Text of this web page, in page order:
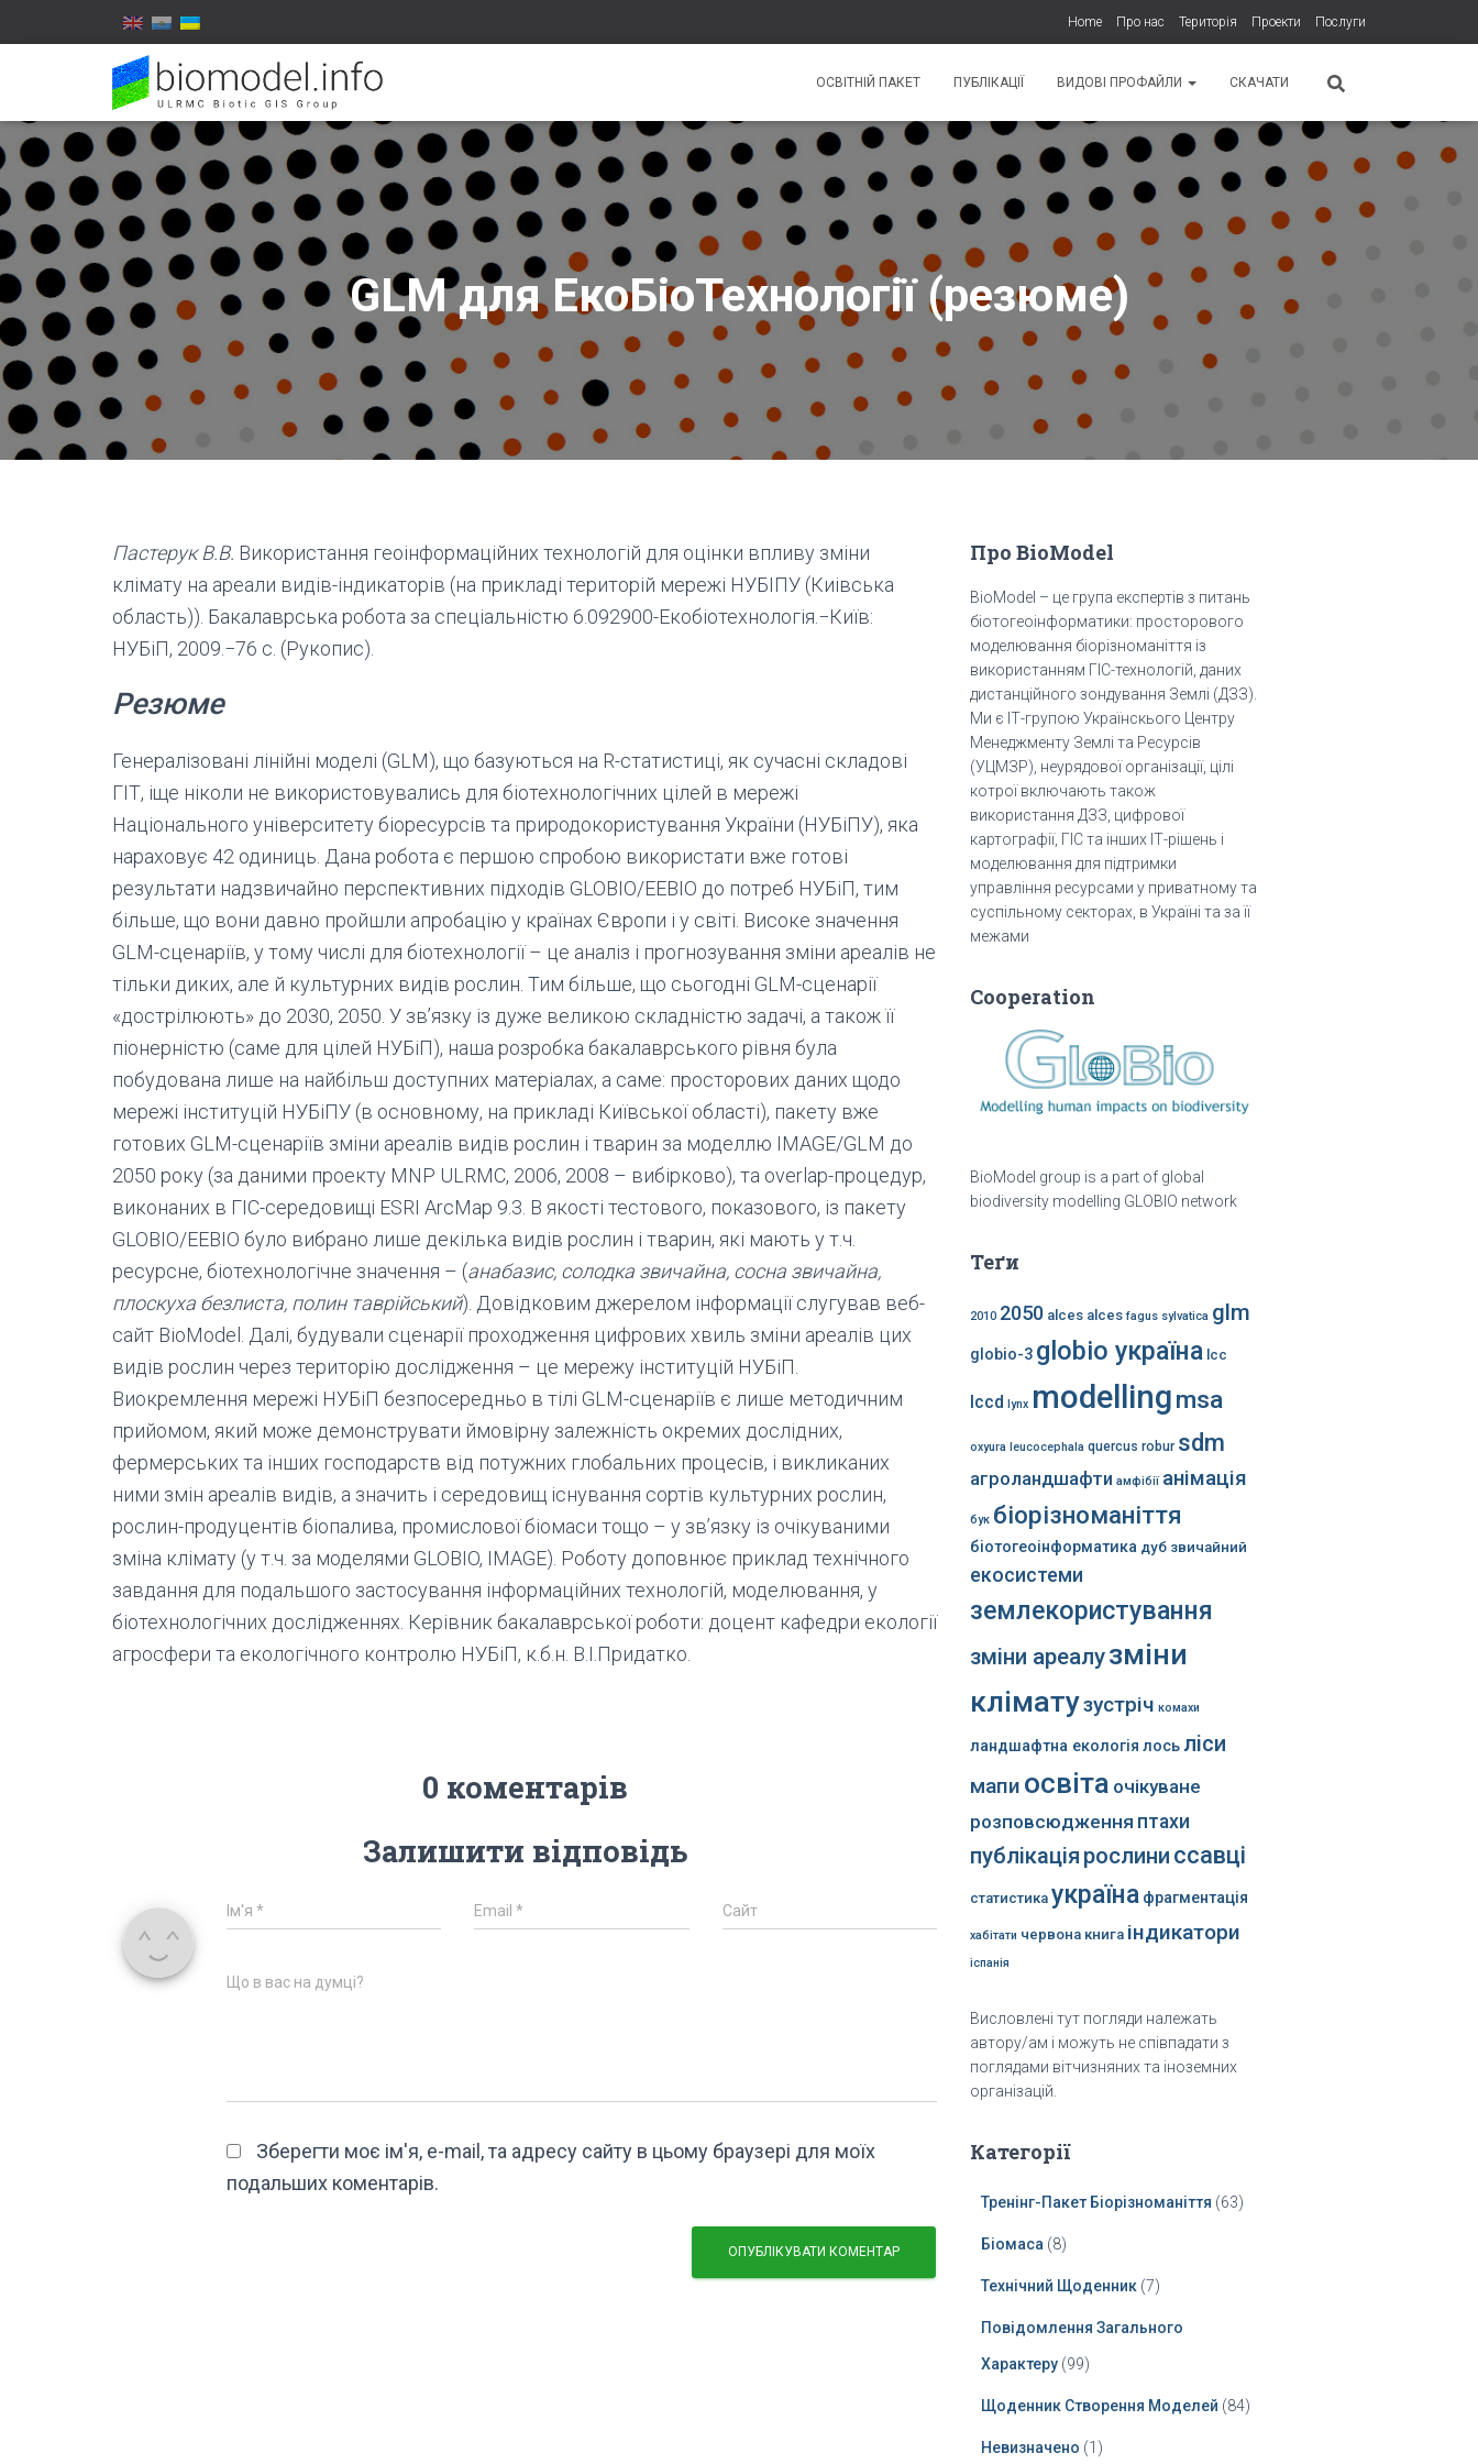
Home Про нас Територія Проекти Послуги
ОСВІТНІЙ ПАКЕТ ПУБЛІКАЦІЇ ВИДОВІ ПРОФАЙЛИ СКАЧАТИ
GLM для ЕкоБіоТехнології (резюме)
Пастерук В.В. Використання геоінформаційних технологій для оцінки впливу зміни
клімату на ареали видів-індикаторів (на прикладі територій мережі НУБІПУ (Киівська
область)). Бакалаврська робота за спеціальністю 6.092900-Екобіотехнологія.−Київ:
НУБіП, 2009.−76 с. (Рукопис).
Резюме
Генералізовані лінійні моделі (GLM), що базуються на R-статистиці, як сучасні складові
ГІТ, іще ніколи не використовувались для біотехнологічних цілей в мережі
Національного університету біоресурсів та природокористування України (НУБіПУ), яка
нараховує 42 одиниць. Дана робота є першою спробою використати вже готові
результати надзвичайно перспективних підходів GLOBIO/EEBIO до потреб НУБіП, тим
більше, що вони давно пройшли апробацію у країнах Європи і у світі. Високе значення
GLM-сценаріїв, у тому числі для біотехнології – це аналіз і прогнозування зміни ареалів не
тільки диких, але й культурних видів рослин. Тим більше, що сьогодні GLM-сценарії
«дострілюють» до 2030, 2050. У зв’язку із дуже великою складністю задачі, а також її
піонерністю (саме для цілей НУБіП), наша розробка бакалаврського рівня була
побудована лише на найбільш доступних матеріалах, а саме: просторових даних щодо
мережі інституцій НУБіПУ (в основному, на прикладі Київської області), пакету вже
готових GLM-сценаріїв зміни ареалів видів рослин і тварин за моделлю IMAGE/GLM до
2050 року (за даними проекту MNP ULRMC, 2006, 2008 – вибірково), та overlap-процедур,
виконаних в ГІС-середовищі ESRI ArcMap 9.3. В якості тестового, показового, із пакету
GLOBIO/EEBIO було вибрано лише декілька видів рослин і тварин, які мають у т.ч.
ресурсне, біотехнологічне значення – (анабазис, солодка звичайна, сосна звичайна,
плоскуха безлиста, полин таврійський). Довідковим джерелом інформації слугував веб-
сайт BioModel. Далі, будували сценарії проходження цифрових хвиль зміни ареалів цих
видів рослин через територію дослідження – це мережу інституцій НУБіП.
Виокремлення мережі НУБіП безпосередньо в тілі GLM-сценаріїв є лише методичним
прийомом, який може демонструвати ймовірну залежність окремих дослідних,
фермерських та інших господарств від потужних глобальних процесів, і викликаних
ними змін ареалів видів, а значить і середовищ існування сортів культурних рослин,
рослин-продуцентів біопалива, промислової біомаси тощо – у зв’язку із очікуваними
зміна клімату (у т.ч. за моделями GLOBIO, IMAGE). Роботу доповнює приклад технічного
завдання для подальшого застосування інформаційних технологій, моделювання, у
біотехнологічних дослідженнях. Керівник бакалаврської роботи: доцент кафедри екології
агросфери та екологічного контролю НУБіП, к.б.н. В.І.Придатко.
0 коментарів
Залишити відповідь
Ім'я * Email* Сайт
Що в вас на думці?
Зберегти моє ім'я, e-mail, та адресу сайту в цьому браузері для моїх
подальших коментарів.
Про BioModel
BioModel – це група експертів з питань
біотогеоінформатики: просторового
моделювання біорізноманіття із
використанням ГІС-технологій, даних
дистанційного зондування Землі (ДЗЗ).
Ми є ІТ-групою Українскього Центру
Менеджменту Землі та Ресурсів
(УЦМЗР), неурядової організації, цілі
котрої включають також
використання ДЗЗ, цифрової
картографії, ГІС та інших ІТ-рішень і
моделювання для підтримки
управління ресурсами у приватному та
суспільному секторах, в Україні та за її
межами
Cooperation
BioModel group is a part of global
biodiversity modelling GLOBIO network
Теґи
2010 2050 alces alces fagus sylvatica glm
globio-3 globio україна lcc
lccd lynx modellingmsa
oxyura leucocephala quercus robur sdm
агроландшафти амфібії анімація
бук біорізноманіття
біотогеоінформатика дуб звичайний
екосистеми
землекористування
зміни ареалузміни
кліматузустріч комахи
ландшафтна екологія лось ліси
мапи освіта очікуване
розповсюдження птахи
публікація рослини ссавці
статистика україна фрагментація
хабітати червона книга індикатори
іспанія
Висловлені тут погляди належать
автору/ам і можуть не співпадати з
поглядами вітчизняних та іноземних
організацій.
Категорії
Тренінг-Пакет Біорізноманіття (63)
Біомаса (8)
Технічний Щоденник (7)
Повідомлення Загального
Характеру (99)
Щоденник Створення Моделей (84)
Невизначено (1)